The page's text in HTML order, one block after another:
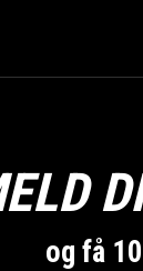
og få